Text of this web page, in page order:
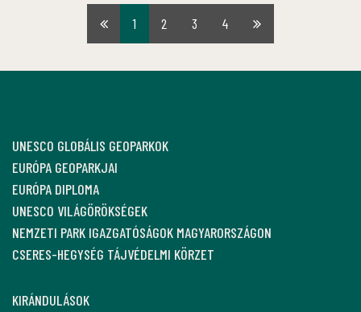
Első1 2 3 4
Utolsó
UNESCO GLOBÁLIS GEOPARKOK
EURÓPA GEOPARKJAI
EURÓPA DIPLOMA
UNESCO VILÁGÖRÖKSÉGEK
NEMZETI PARK IGAZGATÓSÁGOK MAGYARORSZÁGON
CSERES-HEGYSÉG TÁJVÉDELMI KÖRZET
KIRÁNDULÁSOK